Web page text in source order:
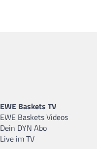
EWE Baskets TV
EWE Baskets Videos
Dein DYN Abo
Live im TV